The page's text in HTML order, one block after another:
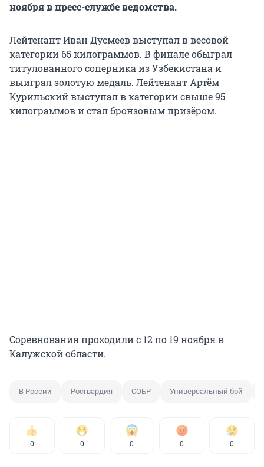
ноября в пресс-службе ведомства.
Лейтенант Иван Дусмеев выступал в весовой
категории 65 килограммов. В финале обыграл
титулованного соперника из Узбекистана и
выиграл золотую медаль. Лейтенант Артём
Курильский выступал в категории свыше 95
килограммов и стал бронзовым призёром.
Соревнования проходили с 12 по 19 ноября в
Калужской области.
В России Росгвардия СОБР Универсальный бой
0 0 0 0 0